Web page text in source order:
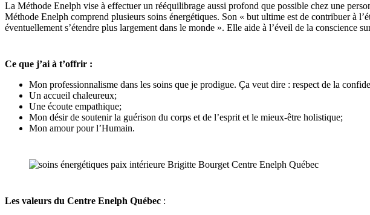
La Méthode Enelph vise à effectuer un rééquilibrage aussi profond que possible chez une
Méthode Enelph comprend plusieurs soins énergétiques. Son « but ultime est de contribuer à
éventuellement s’étendre plus largement dans le monde ». Elle aide à l’éveil de la conscience
Ce que j’ai à t’offrir :
Mon professionnalisme dans les soins que je prodigue. Ça veut dire : respect de la
Un accueil chaleureux;
Une écoute empathique;
Mon désir de soutenir la guérison du corps et de l’esprit et le mieux-être holistique;
Mon amour pour l’Humain.
Les valeurs du Centre Enelph Québec :